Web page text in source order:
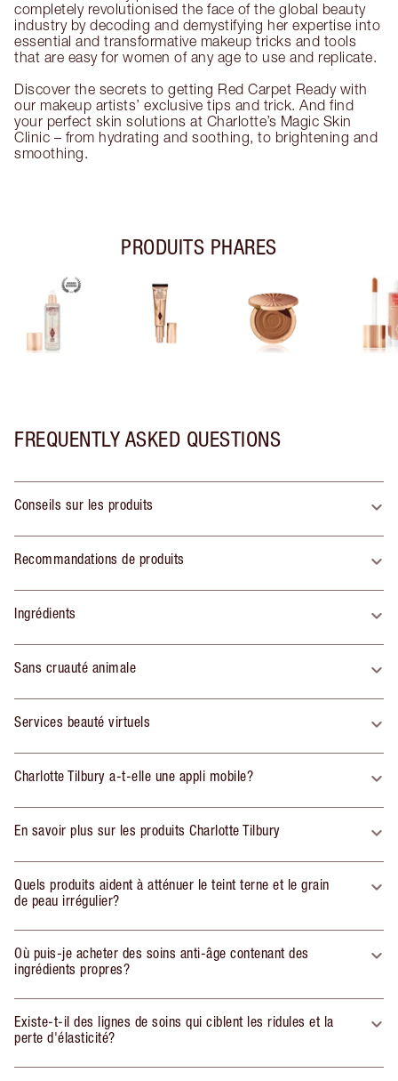
completely revolutionised the face of the global beauty
industry by decoding and demystifying her expertise into
essential and transformative makeup tricks and tools
that are easy for women of any age to use and replicate.
Discover the secrets to getting Red Carpet Ready with
our makeup artists’ exclusive tips and trick. And find
your perfect skin solutions at Charlotte’s Magic Skin
Clinic – from hydrating and soothing, to brightening and
smoothing.
PRODUITS PHARES
FREQUENTLY ASKED QUESTIONS
Conseils sur les produits
Recommandations de produits
Ingrédients
Sans cruauté animale
Services beauté virtuels
Charlotte Tilbury a-t-elle une appli mobile?
En savoir plus sur les produits Charlotte Tilbury
Quels produits aident à atténuer le teint terne et le grain
de peau irrégulier?
Où puis-je acheter des soins anti-âge contenant des
ingrédients propres?
Existe-t-il des lignes de soins qui ciblent les ridules et la
perte d'élasticité?